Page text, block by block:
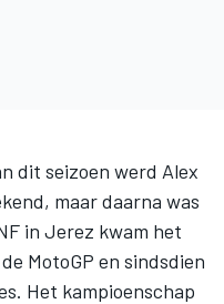
dit seizoen werd Alex
maar daarna was
in Jerez kwam het
MotoGP en sindsdien
Het kampioenschap